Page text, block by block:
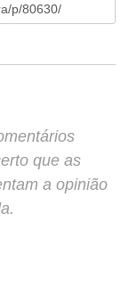
que as
a opinião